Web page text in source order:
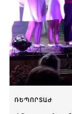
ՌԵՊՈՐՏԱԺ